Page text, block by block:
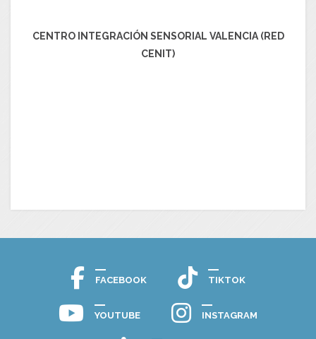
CENTRO INTEGRACIÓN SENSORIAL VALENCIA (RED
CENIT)
FACEBOOK TIKTOK
YOUTUBE INSTAGRAM